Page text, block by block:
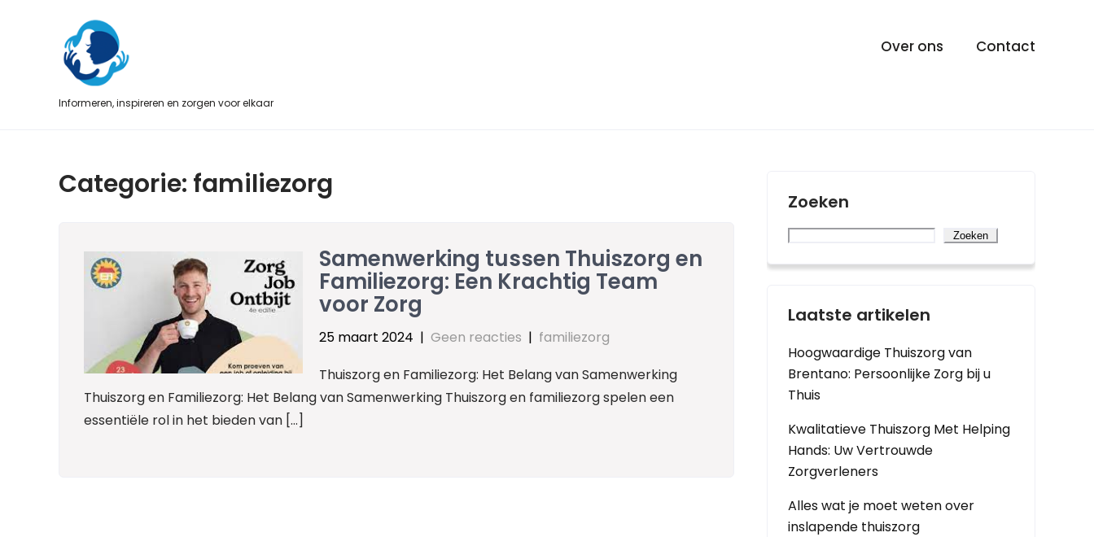
Informeren, inspireren en zorgen voor elkaar
Over ons Contact
Categorie: familiezorg
Samenwerking tussen Thuiszorg en
Familiezorg: Een Krachtig Team
voor Zorg
25 maart 2024 | Geen reacties | familiezorg
Thuiszorg en Familiezorg: Het Belang van Samenwerking
Thuiszorg en Familiezorg: Het Belang van Samenwerking Thuiszorg en familiezorg spelen een
essentiële rol in het bieden van […]
Zoeken
Zoeken
Laatste artikelen
Hoogwaardige Thuiszorg van
Brentano: Persoonlijke Zorg bij u
Thuis
Kwalitatieve Thuiszorg Met Helping
Hands: Uw Vertrouwde
Zorgverleners
Alles wat je moet weten over
inslapende thuiszorg